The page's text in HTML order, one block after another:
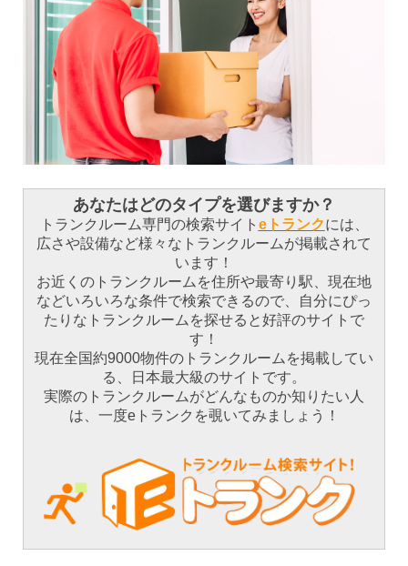
あなたはどのタイプを選びますか？
トランクルーム専門の検索サイト eトランクには、
広さや設備など様々なトランクルームが掲載されて
います！
お近くのトランクルームを住所や最寄り駅、現在地
などいろいろな条件で検索できるので、自分にぴっ
たりなトランクルームを探せると好評のサイトで
す！
現在全国約9000物件のトランクルームを掲載してい
る、日本最大級のサイトです。
実際のトランクルームがどんなものか知りたい人
は、一度eトランクを覗いてみましょう！